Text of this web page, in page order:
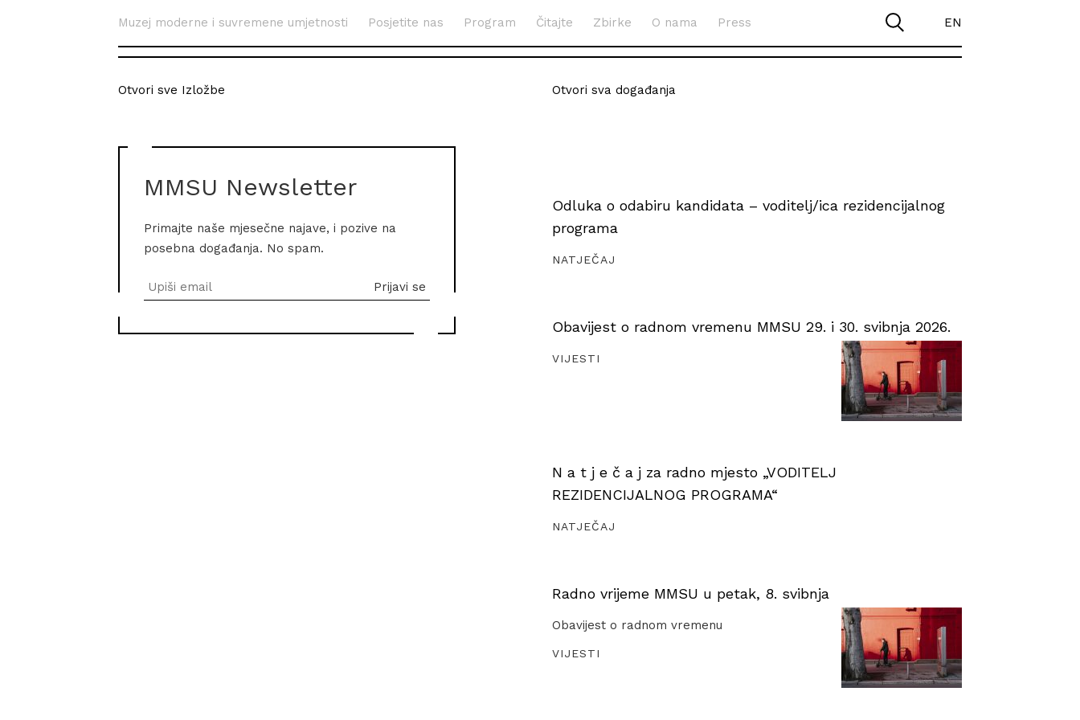
Muzej moderne i suvremene umjetnosti Posjetite nas Program Čitajte Zbirke O nama Press EN
Otvori sve Izložbe
MMSU Newsletter
Primajte naše mjesečne najave, i pozive na
posebna događanja. No spam.
Otvori sva događanja
Odluka o odabiru kandidata – voditelj/ica rezidencijalnog
programa
NATJEČAJ
Obavijest o radnom vremenu MMSU 29. i 30. svibnja 2026.
VIJESTI
N a t j e č a j za radno mjesto „VODITELJ
REZIDENCIJALNOG PROGRAMA“
NATJEČAJ
Radno vrijeme MMSU u petak, 8. svibnja
Obavijest o radnom vremenu
VIJESTI